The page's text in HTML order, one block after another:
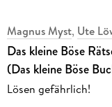
Magnus Myst, Ute
Das kleine Böse
(Das kleine Böse
Lösen gefährlich!